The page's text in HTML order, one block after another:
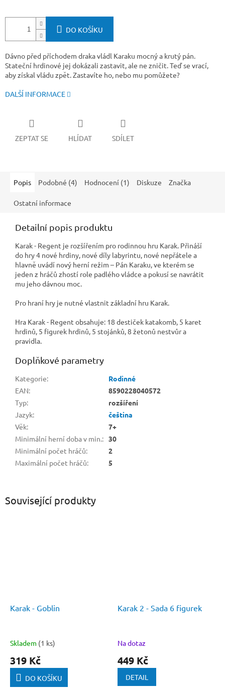
DO KOŠÍKU
Dávno před příchodem draka vládl Karaku mocný a krutý pán.
Stateční hrdinové jej dokázali zastavit, ale ne zničit. Teď se vrací,
aby získal vládu zpět. Zastavíte ho, nebo mu pomůžete?
DALŠÍ INFORMACE
ZEPTAT SE HLÍDAT SDÍLET
Související produkty
Karak - Goblin
Skladem (1 ks)
319 Kč
DO KOŠÍKU
Karak 2 - Sada 6 figurek
Na dotaz
449 Kč
DETAIL
Popis Podobné (4) Hodnocení (1) Diskuze Značka
Ostatní informace
Detailní popis produktu
Karak - Regent je rozšířením pro rodinnou hru Karak. Přináší
do hry 4 nové hrdiny, nové díly labyrintu, nové nepřátele a
hlavně uvádí nový herní režim – Pán Karaku, ve kterém se
jeden z hráčů zhostí role padlého vládce a pokusí se navrátit
mu jeho dávnou moc.
Pro hraní hry je nutné vlastnit základní hru Karak.
Hra Karak - Regent obsahuje: 18 destiček katakomb, 5 karet
hrdinů, 5 figurek hrdinů, 5 stojánků, 8 žetonů nestvůr a
pravidla.
Doplňkové parametry
Kategorie:
Rodinné
EAN:
8590228040572
Typ:
rozšíření
Jazyk:
čeština
Věk:
7+
Minimální herní doba v min.: 30
Minimální počet hráčů:
2
Maximální počet hráčů: 5